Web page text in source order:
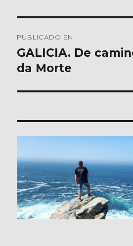
de
entradas
PUBLICADO EN
GALICIA. De
da Morte